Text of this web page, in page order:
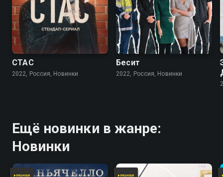
СТАС
2022, Россия, Новинки
Бесит
2022, Россия, Новинки
Ещё новинки в жанре:
Новинки